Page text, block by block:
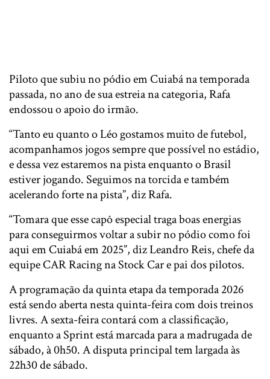
Piloto que subiu no pódio em Cuiabá na temporada
passada, no ano de sua estreia na categoria, Rafa
endossou o apoio do irmão.
“Tanto eu quanto o Léo gostamos muito de futebol,
acompanhamos jogos sempre que possível no estádio,
e dessa vez estaremos na pista enquanto o Brasil
estiver jogando. Seguimos na torcida e também
acelerando forte na pista”, diz Rafa.
“Tomara que esse capô especial traga boas energias
para conseguirmos voltar a subir no pódio como foi
aqui em Cuiabá em 2025”, diz Leandro Reis, chefe da
equipe CAR Racing na Stock Car e pai dos pilotos.
A programação da quinta etapa da temporada 2026
está sendo aberta nesta quinta-feira com dois treinos
livres. A sexta-feira contará com a classificação,
enquanto a Sprint está marcada para a madrugada de
sábado, à 0h50. A disputa principal tem largada às
22h30 de sábado.